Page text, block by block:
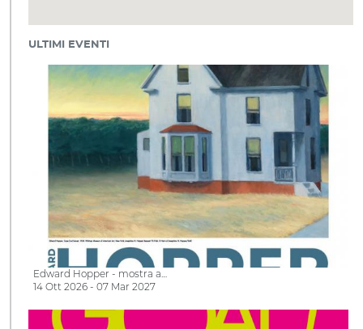
ULTIMI EVENTI
Edward Hopper - mostra a…
14 Ott 2026 - 07 Mar 2027